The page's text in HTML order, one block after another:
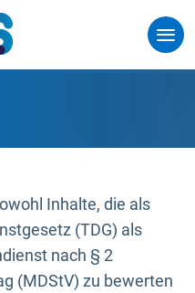
Inhalte, die als
(TDG) als
nach § 2
(MDStV) zu bewerten